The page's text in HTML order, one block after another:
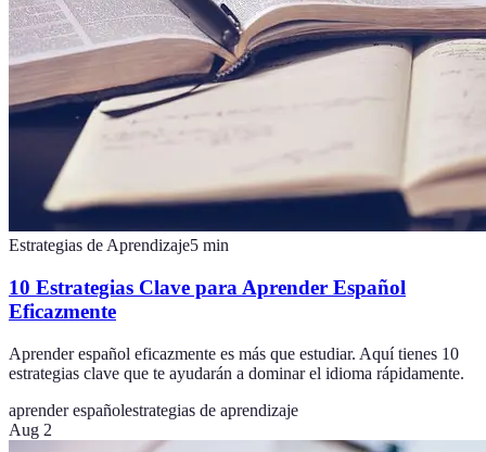
Estrategias de Aprendizaje5 min
10 Estrategias Clave para Aprender Español
Eficazmente
Aprender español eficazmente es más que estudiar. Aquí tienes 10
estrategias clave que te ayudarán a dominar el idioma rápidamente.
aprender españolestrategias de aprendizaje
Aug 2